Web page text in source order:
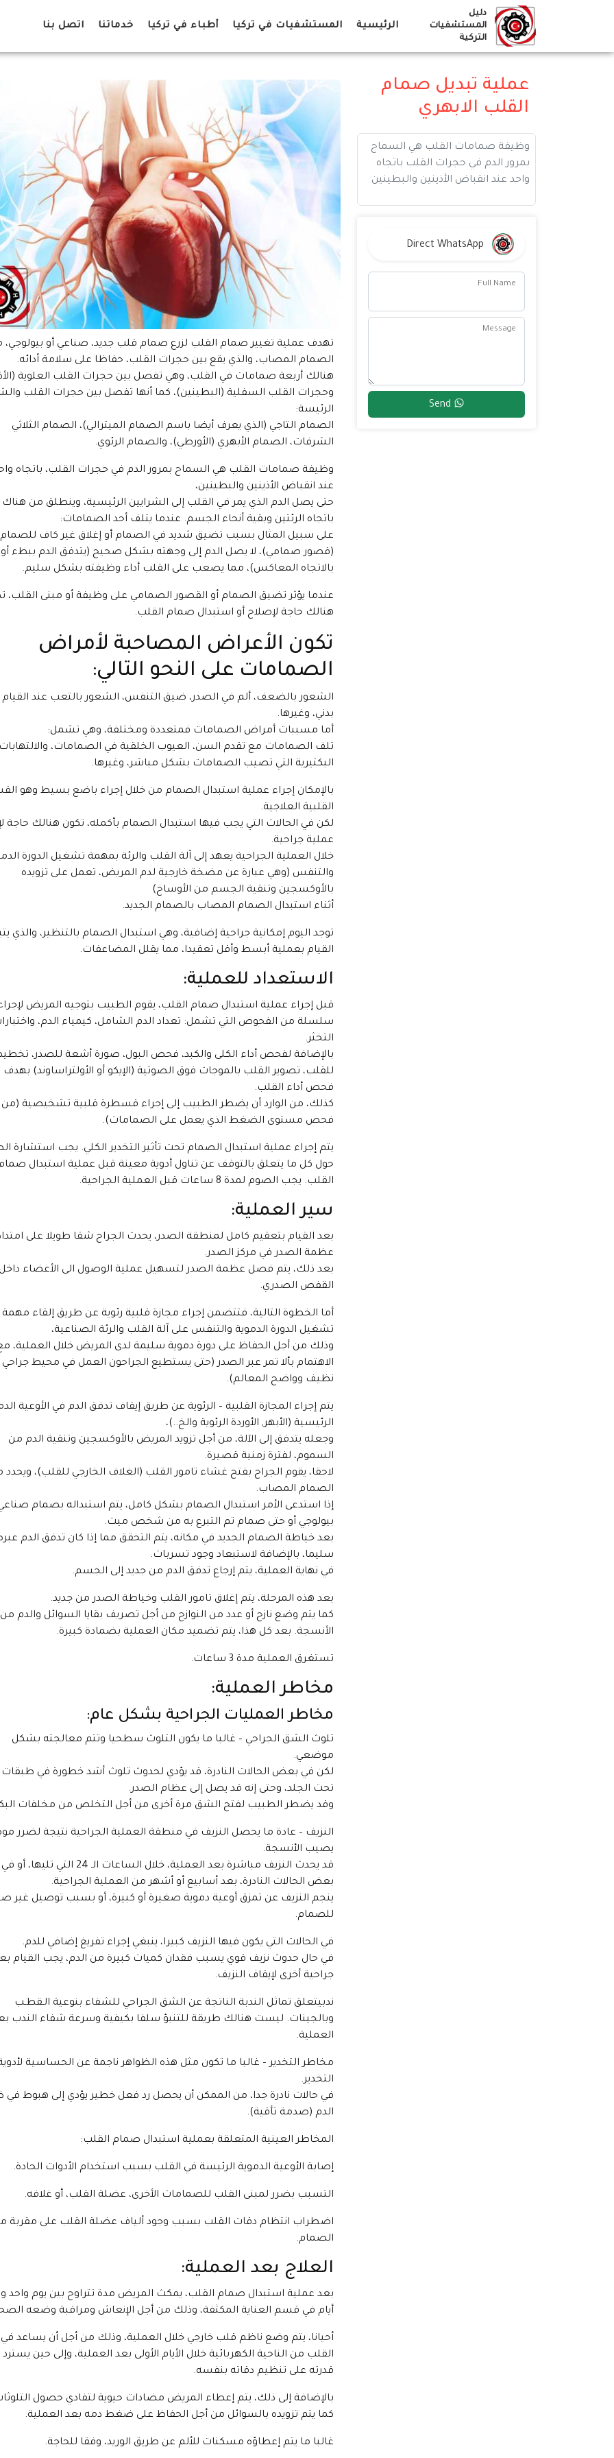
دليل
المستشفيات
التركية
الرئيسية المستشفيات في تركيا أطباء في تركيا خدماتنا اتصل بنا
عملية تبديل صمام
القلب الابهري
وظيفة صمامات القلب هي السماح
بمرور الدم في حجرات القلب باتجاه
واحد عند انقباض الأذينين والبطينين
Full Name
Message
تهدف عملية تغيير صمام القلب لزرع صمام قلب جديد، صناعي أو بيولوجي،
الصمام المصاب، والذي يقع بين حجرات القلب، حفاظا على سلامة أدائه.
هنالك أربعة صمامات في القلب، وهي تفصل بين حجرات القلب العلوية
وحجرات القلب السفلية (البطينين)، كما أنها تفصل بين حجرات القلب
الرئيسة:
الصمام التاجي (الذي يعرف أيضا باسم الصمام الميترالي)، الصمام الثلاثي
الشرفات، الصمام الأبهري (الأورطي)، والصمام الرئوي.
وظيفة صمامات القلب هي السماح بمرور الدم في حجرات القلب، باتجاه
عند انقباض الأذينين والبطينين،
حتى يصل الدم الذي يمر في القلب إلى الشرايين الرئيسية، وينطلق من هناك
باتجاه الرئتين وبقية أنحاء الجسم. عندما يتلف أحد الصمامات:
على سبيل المثال بسبب تضيق شديد في الصمام أو إغلاق غير كاف للصمام
(قصور صمامي)، لا يصل الدم إلى وجهته بشكل صحيح (يتدفق الدم ببطء أو
بالاتجاه المعاكس)، مما يصعب على القلب أداء وظيفته بشكل سليم.
عندما يؤثر تضيق الصمام أو القصور الصمامي على وظيفة أو مبنى القلب،
هنالك حاجة لإصلاح أو استبدال صمام القلب.
تكون الأعراض المصاحبة لأمراض
الصمامات على النحو التالي:
الشعور بالضعف، ألم في الصدر، ضيق التنفس، الشعور بالتعب عند
بدني، وغيرها.
أما مسببات أمراض الصمامات فمتعددة ومختلفة، وهي تشمل:
تلف الصمامات مع تقدم السن، العيوب الخلقية في الصمامات، والالتهابات
البكتيرية التي تصيب الصمامات بشكل مباشر، وغيرها.
بالإمكان إجراء عملية استبدال الصمام من خلال إجراء باضع بسيط وهو
القلبية العلاجية.
لكن في الحالات التي يجب فيها استبدال الصمام بأكمله، تكون هنالك حاجة
عملية جراحية.
خلال العملية الجراحية يعهد إلى آلة القلب والرئة بمهمة تشغيل الدورة
والتنفس (وهي عبارة عن مضخة خارجية لدم المريض، تعمل على تزويده
بالأوكسجين وتنقية الجسم من الأوساخ)
أثناء استبدال الصمام المصاب بالصمام الجديد.
توجد اليوم إمكانية جراحية إضافية، وهي استبدال الصمام بالتنظير، والذي
القيام بعملية أبسط وأقل تعقيدا، مما يقلل المضاعفات.
الاستعداد للعملية:
قبل إجراء عملية استبدال صمام القلب، يقوم الطبيب بتوجيه المريض
سلسلة من الفحوص التي تشمل: تعداد الدم الشامل، كيمياء الدم،
التخثر.
بالإضافة لفحص أداء الكلى والكبد، فحص البول، صورة أشعة للصدر،
للقلب، تصوير القلب بالموجات فوق الصوتية (الإيكو أو الأولتراساوند) بهدف
فحص أداء القلب.
كذلك، من الوارد أن يضطر الطبيب إلى إجراء قسطرة قلبية تشخيصية (من
فحص مستوى الضغط الذي يعمل على الصمامات).
يتم إجراء عملية استبدال الصمام تحت تأثير التخدير الكلي. يجب استشارة
حول كل ما يتعلق بالتوقف عن تناول أدوية معينة قبل عملية استبدال
القلب. يجب الصوم لمدة 8 ساعات قبل العملية الجراحية.
سير العملية:
بعد القيام بتعقيم كامل لمنطقة الصدر، يحدث الجراح شقا طويلا على
عظمة الصدر في مركز الصدر.
بعد ذلك، يتم فصل عظمة الصدر لتسهيل عملية الوصول الى الأعضاء داخل
القفص الصدري.
أما الخطوة التالية، فتتضمن إجراء مجازة قلبية رئوية عن طريق إلقاء مهمة
تشغيل الدورة الدموية والتنفس على آلة القلب والرئة الصناعية،
وذلك من أجل الحفاظ على دورة دموية سليمة لدى المريض خلال العملية،
الاهتمام بألا تمر عبر الصدر (حتى يستطيع الجراحون العمل في محيط جراحي
نظيف وواضح المعالم).
يتم إجراء المجازة القلبية – الرئوية عن طريق إيقاف تدفق الدم في الأوعية
الرئيسية (الأبهر, الأوردة الرئوية والخ..)،
وجعله يتدفق إلى الآلة، من أجل تزويد المريض بالأوكسجين وتنقية الدم من
السموم، لفترة زمنية قصيرة.
لاحقا، يقوم الجراح بفتح غشاء تامور القلب (الغلاف الخارجي للقلب)،
الصمام المصاب.
إذا استدعى الأمر استبدال الصمام بشكل كامل، يتم استبداله بصمام
بيولوجي أو حتى صمام تم التبرع به من شخص ميت.
بعد خياطة الصمام الجديد في مكانه، يتم التحقق مما إذا كان تدفق الدم
سليما، بالإضافة لاستبعاد وجود تسربات.
في نهاية العملية، يتم إرجاع تدفق الدم من جديد إلى الجسم.
بعد هذه المرحلة، يتم إغلاق تامور القلب وخياطة الصدر من جديد.
كما يتم وضع نازح أو عدد من النوازح من أجل تصريف بقايا السوائل والدم من
الأنسجة. بعد كل هذا، يتم تضميد مكان العملية بضمادة كبيرة.
تستغرق العملية مدة 3 ساعات.
مخاطر العملية:
مخاطر العمليات الجراحية بشكل عام:
تلوث الشق الجراحي – غالبا ما يكون التلوث سطحيا وتتم معالجته بشكل
موضعي.
لكن في بعض الحالات النادرة، قد يؤدي لحدوث تلوث أشد خطورة في طبقات
تحت الجلد، وحتى إنه قد يصل إلى عظام الصدر.
وقد يضطر الطبيب لفتح الشق مرة أخرى من أجل التخلص من مخلفات
النزيف – عادة ما يحصل النزيف في منطقة العملية الجراحية نتيجة لضرر
يصيب الأنسجة.
قد يحدث النزيف مباشرة بعد العملية، خلال الساعات الـ 24 التي تليها، أو في
بعض الحالات النادرة، بعد أسابيع أو أشهر من العملية الجراحية.
ينجم النزيف عن تمزق أوعية دموية صغيرة أو كبيرة، أو بسبب توصيل غير
للصمام.
في الحالات التي يكون فيها النزيف كبيرا، ينبغي إجراء تفريغ إضافي للدم.
في حال حدوث نزيف قوي يسبب فقدان كميات كبيرة من الدم، يجب القيام
جراحية أخرى لإيقاف النزيف.
ندبيتعلق تماثل الندبة الناتجة عن الشق الجراحي للشفاء بنوعية الـقطـب
وبالجينات. ليست هنالك طريقة للتنبؤ سلفا بكيفية وسرعة شفاء الندب
العملية.
مخاطر التخدير – غالبا ما تكون مثل هذه الظواهر ناجمة عن الحساسية
التخدير.
في حالات نادرة جدا، من الممكن أن يحصل رد فعل خطير يؤدي إلى هبوط
الدم (صدمة تأقية).
المخاطر العينية المتعلقة بعملية استبدال صمام القلب:
إصابة الأوعية الدموية الرئيسة في القلب بسبب استخدام الأدوات الحادة.
التسبب بضرر لمبنى القلب للصمامات الأخرى، عضلة القلب، أو غلافه.
اضطراب انتظام دقات القلب بسبب وجود ألياف عضلة القلب على مقربة
الصمام.
العلاج بعد العملية:
بعد عملية استبدال صمام القلب، يمكث المريض مدة تتراوح بين يوم واحد
أيام في قسم العناية المكثفة، وذلك من أجل الإنعاش ومراقبة وضعه
أحيانا، يتم وضع ناظم قلب خارجي خلال العملية، وذلك من أجل أن يساعد
القلب من الناحية الكهربائية خلال الأيام الأولى بعد العملية، وإلى حين
قدرته على تنظيم دقاته بنفسه.
بالإضافة إلى ذلك، يتم إعطاء المريض مضادات حيوية لتفادي حصول
كما يتم تزويده بالسوائل من أجل الحفاظ على ضغط دمه بعد العملية.
غالبا ما يتم إعطاؤه مسكنات للألم عن طريق الوريد، وفقا للحاجة.